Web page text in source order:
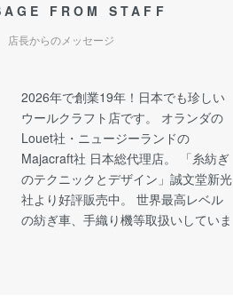
FROM STAFF
店長からのメッセージ
2026年で創業19年！日本でも珍しい
ウールクラフト店です。 オランダの
Louet社・ニュージーランドの
Majacraft社 日本総代理店。 「糸紡ぎ
のテクニックとデザイン」誠文堂新光
社より好評販売中。 世界最高レベル
の紡ぎ車、手織り機等取扱いしていま